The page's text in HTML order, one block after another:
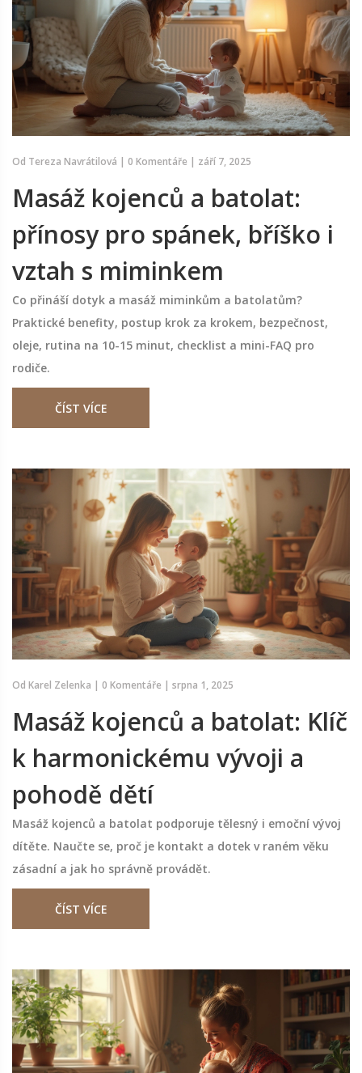
Od Tereza Navrátilová | 0 Komentáře | září 7, 2025
Masáž kojenců a batolat:
přínosy pro spánek, bříško i
vztah s miminkem
Co přináší dotyk a masáž miminkům a batolatům?
Praktické benefity, postup krok za krokem, bezpečnost,
oleje, rutina na 10-15 minut, checklist a mini-FAQ pro
rodiče.
ČÍST VÍCE
Od Karel Zelenka | 0 Komentáře | srpna 1, 2025
Masáž kojenců a batolat: Klíč
k harmonickému vývoji a
pohodě dětí
Masáž kojenců a batolat podporuje tělesný i emoční vývoj
dítěte. Naučte se, proč je kontakt a dotek v raném věku
zásadní a jak ho správně provádět.
ČÍST VÍCE